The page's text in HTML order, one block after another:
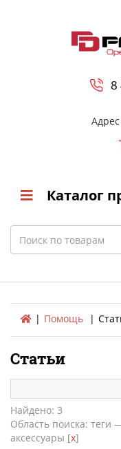
8
Адрес
Каталог
Search
Помощь
Статьи
Найдено: 3
Область поиска: теги
аксессуары [x]